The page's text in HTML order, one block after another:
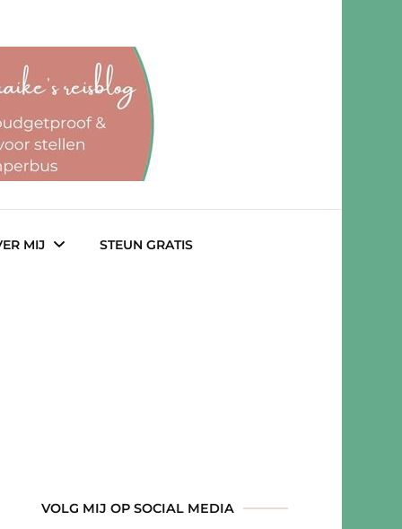
MIJ STEUN GRATIS
VOLG MIJ OP SOCIAL MEDIA